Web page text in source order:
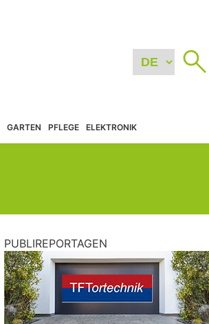
GARTEN PFLEGE ELEKTRONIK
PUBLIREPORTAGEN